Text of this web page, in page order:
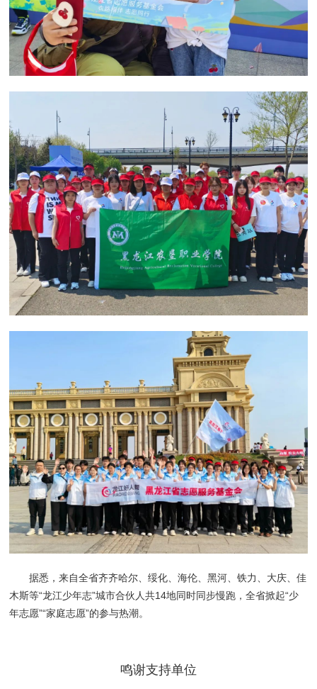
据悉，来自全省齐齐哈尔、绥化、海伦、黑河、铁力、大庆、佳
木斯等“龙江少年志”城市合伙人共14地同时同步慢跑，全省掀起“少
年志愿”“家庭志愿”的参与热潮。
鸣谢支持单位